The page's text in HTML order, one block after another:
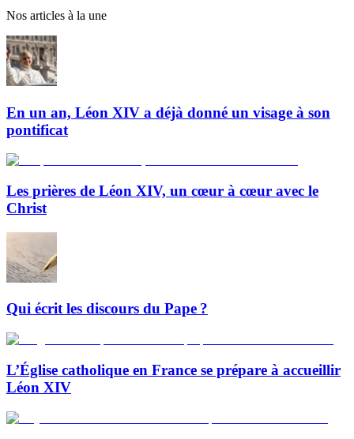
Nos articles à la une
En un an, Léon XIV a déjà donné un visage à son
pontificat
Les prières de Léon XIV, un cœur à cœur avec le
Christ
Qui écrit les discours du Pape ?
L’Église catholique en France se prépare à accueillir
Léon XIV